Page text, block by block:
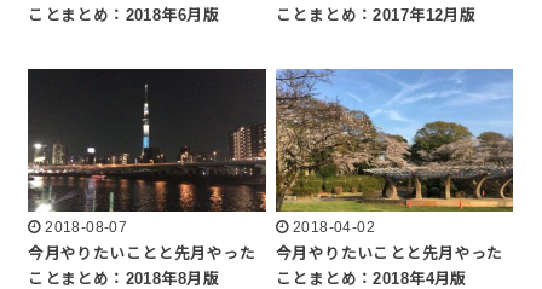
ことまとめ：2018年6月版
ことまとめ：2017年12月版
2018-08-07
今月やりたいことと先月やった
ことまとめ：2018年8月版
2018-04-02
今月やりたいことと先月やった
ことまとめ：2018年4月版